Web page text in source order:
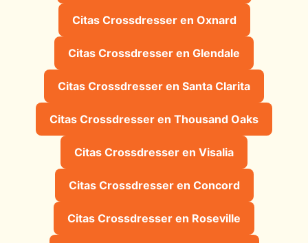
Citas Crossdresser en Oxnard
Citas Crossdresser en Glendale
Citas Crossdresser en Santa Clarita
Citas Crossdresser en Thousand Oaks
Citas Crossdresser en Visalia
Citas Crossdresser en Concord
Citas Crossdresser en Roseville